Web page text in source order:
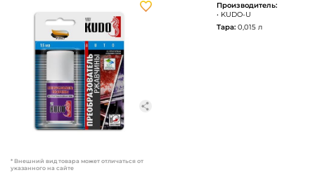
* Внешний вид товара может отличаться от
указанного на сайте
Производитель:
• KUDO-U
Тара:0,015 л